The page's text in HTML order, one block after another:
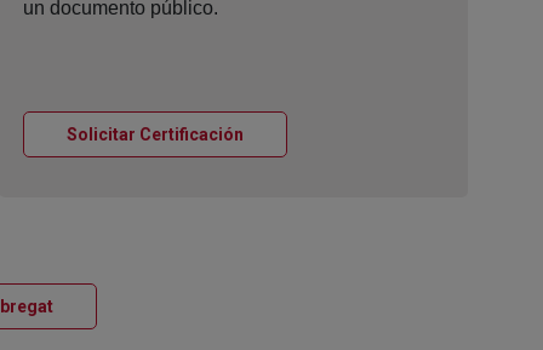
un documento público.
Solicitar Certificación
Ventana nueva